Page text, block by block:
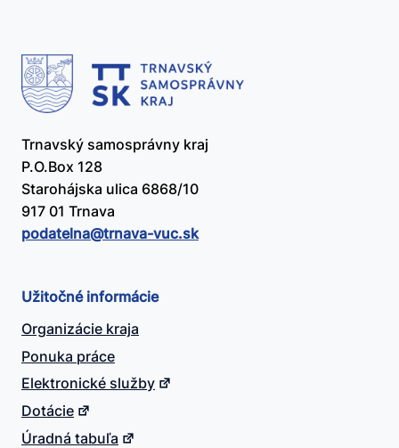
Trnavský samosprávny kraj
P.O.Box 128
Starohájska ulica 6868/10
917 01 Trnava
podatelna@​trnava-vuc.sk
Užitočné informácie
Organizácie kraja
Ponuka práce
Elektronické služby
Dotácie
Úradná tabuľa